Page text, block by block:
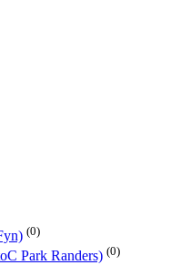
(0)
Park Randers) (0)